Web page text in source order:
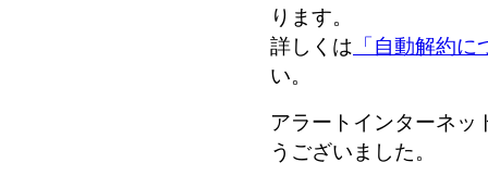
ります。
詳しくは 「自動解約
い。
アラートインターネッ
うございました。